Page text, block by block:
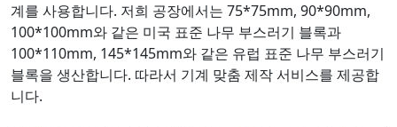
계를 사용합니다. 저희 공장에서는 75*75mm, 90*90mm,
100*100mm와 같은 미국 표준 나무 부스러기 블록과
100*110mm, 145*145mm와 같은 유럽 표준 나무 부스러기
블록을 생산합니다. 따라서 기계 맞춤 제작 서비스를 제공합
니다.